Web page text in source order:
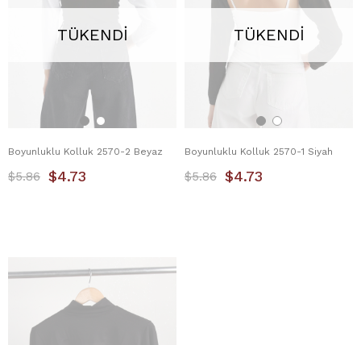
TÜKENDI
Boyunluklu Kolluk 2570-2 Beyaz
$4.73
$5.86
TÜKENDI
Boyunluklu Kolluk 2570-1 Siyah
$4.73
$5.86